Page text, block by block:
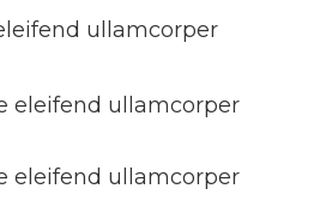
ullamcorper
eleifend ullamcorper
eleifend ullamcorper